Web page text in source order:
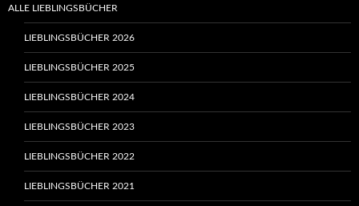
ALLE LIEBLINGSBÜCHER
LIEBLINGSBÜCHER 2026
LIEBLINGSBÜCHER 2025
LIEBLINGSBÜCHER 2024
LIEBLINGSBÜCHER 2023
LIEBLINGSBÜCHER 2022
LIEBLINGSBÜCHER 2021